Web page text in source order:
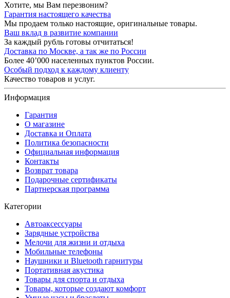
Хотите, мы Вам перезвоним?
Гарантия настоящего качества
Мы продаем только настоящие, оригинальные товары.
Ваш вклад в развитие компании
За каждый рубль готовы отчитаться!
Доставка по Москве, а так же по России
Более 40’000 населенных пунктов России.
Особый подход к каждому клиенту
Качество товаров и услуг.
Информация
Гарантия
О магазине
Доставка и Оплата
Политика безопасности
Официальная информация
Контакты
Возврат товара
Подарочные сертификаты
Партнерская программа
Категории
Автоаксессуары
Зарядные устройства
Мелочи для жизни и отдыха
Мобильные телефоны
Наушники и Bluetooth гарнитуры
Портативная акустика
Товары для спорта и отдыха
Товары, которые создают комфорт